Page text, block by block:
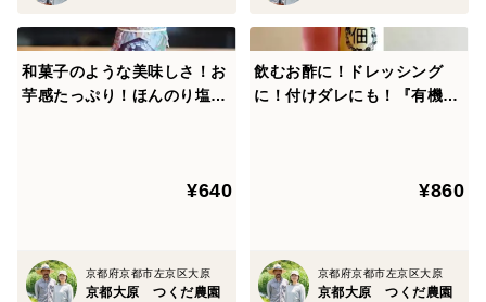
和菓子のような美味しさ！お
芋感たっぷり！ほんのり塩味
¥640
京都府京都市左京区大原
京都大原 つくだ農園
飲むお酢に！ドレッシング
に！付けダレにも！『有機赤
¥860
京都府京都市左京区大原
京都大原 つくだ農園